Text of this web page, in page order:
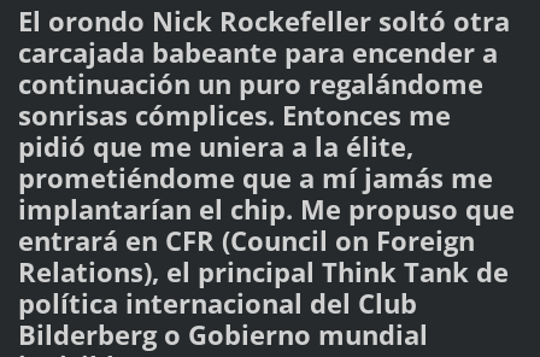
El orondo Nick Rockefeller soltó otra
carcajada babeante para encender a
continuación un puro regalándome
sonrisas cómplices. Entonces me
pidió que me uniera a la élite,
prometiéndome que a mí jamás me
implantarían el chip. Me propuso que
entrará en CFR (Council on Foreign
Relations), el principal Think Tank de
política internacional del Club
Bilderberg o Gobierno mundial